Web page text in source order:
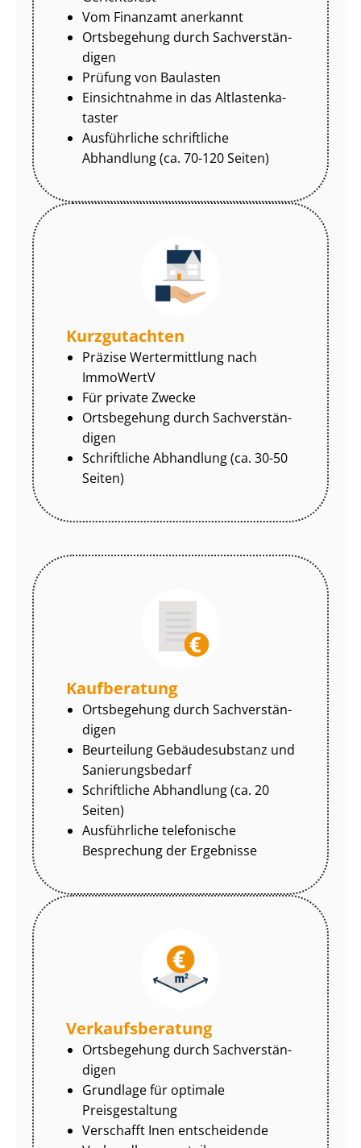
Vom Finanzamt anerkannt
Ortsbegehung durch Sach­ver­stän­
di­gen
Prüfung von Baulasten
Einsichtnahme in das Alt­las­ten­ka­
tas­ter
Ausführliche schriftliche
Abhandlung (ca. 70-120 Seiten)
Kurzgutachten
Präzise Wertermittlung nach
ImmoWertV
Für private Zwecke
Ortsbegehung durch Sach­ver­stän­
di­gen
Schriftliche Abhandlung (ca. 30-50
Seiten)
Kaufberatung
Ortsbegehung durch Sach­ver­stän­
di­gen
Beurteilung Gebäudesubstanz und
Sa­nie­rungs­be­darf
Schriftliche Abhandlung (ca. 20
Seiten)
Ausführliche telefonische
Besprechung der Ergebnisse
Ver­kaufs­be­ra­tung
Ortsbegehung durch Sach­ver­stän­
di­gen
Grundlage für optimale
Preisgestaltung
Verschafft Inen entscheidende